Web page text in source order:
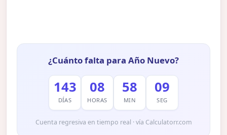
¿Cuánto falta para Año Nuevo?
143
DÍAS
08
HORAS
58
MIN
08
SEG
Cuenta regresiva en tiempo real · vía Calculatorr.com